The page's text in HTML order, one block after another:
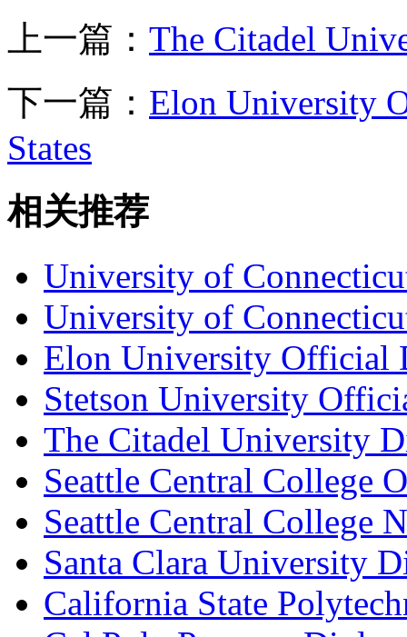
上一篇： The Citadel
下一篇： Elon University
States
相关推荐
University of
University of
Elon University Official
Stetson University
The Citadel University
Seattle Central College
Seattle Central College
Santa Clara University
California State